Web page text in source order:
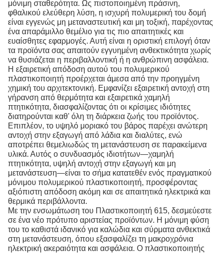
μόνιμη σταθερότητα. Ως πιστοποιημένη πράσινη,
φθαλικού ελεύθερη λύση, η ισχυρή πολυμερική του δομή
είναι εγγενώς μη μεταναστευτική και μη τοξική, παρέχοντας
ένα απαράμιλλο θεμέλιο για τις πιο απαιτητικές και
ευαίσθητες εφαρμογές. Αυτή είναι η οριστική επιλογή όταν
τα προϊόντα σας απαιτούν εγγυημένη ανθεκτικότητα χωρίς
να θυσιάζεται η περιβαλλοντική ή η ανθρώπινη ασφάλεια.
Η εξαιρετική απόδοση αυτού του πολυμερικού
πλαστικοποιητή προέρχεται άμεσα από την προηγμένη
χημική του αρχιτεκτονική. Εμφανίζει εξαιρετική αντοχή στη
γήρανση από θερμότητα και εξαιρετικά χαμηλή
πτητικότητα, διασφαλίζοντας ότι οι κρίσιμες ιδιότητες
διατηρούνται καθ' όλη τη διάρκεια ζωής του προϊόντος.
Επιπλέον, το υψηλό μοριακό του βάρος παρέχει ανώτερη
αντοχή στην εξαγωγή από λάδια και διαλύτες, ενώ
αποτρέπει θεμελιωδώς τη μετανάστευση σε παρακείμενα
υλικά. Αυτός ο συνδυασμός ιδιοτήτων—χαμηλή
πτητικότητα, υψηλή αντοχή στην εξαγωγή και μη
μετανάστευση—είναι το σήμα κατατεθέν ενός πραγματικού
μόνιμου πολυμερικού πλαστικοποιητή, προσφέροντας
αξιόπιστη απόδοση ακόμη και σε απαιτητικά ηλεκτρικά και
θερμικά περιβάλλοντα.
Με την ενσωμάτωση του Πλαστικοποιητή 615, δεσμεύεστε
σε ένα νέο πρότυπο αριστείας προϊόντων. Η μόνιμη φύση
του το καθιστά ιδανικό για καλώδια και σύρματα ανθεκτικά
στη μετανάστευση, όπου εξασφαλίζει τη μακροχρόνια
ηλεκτρική ακεραιότητα και ασφάλεια. Ο πλαστικοποιητής